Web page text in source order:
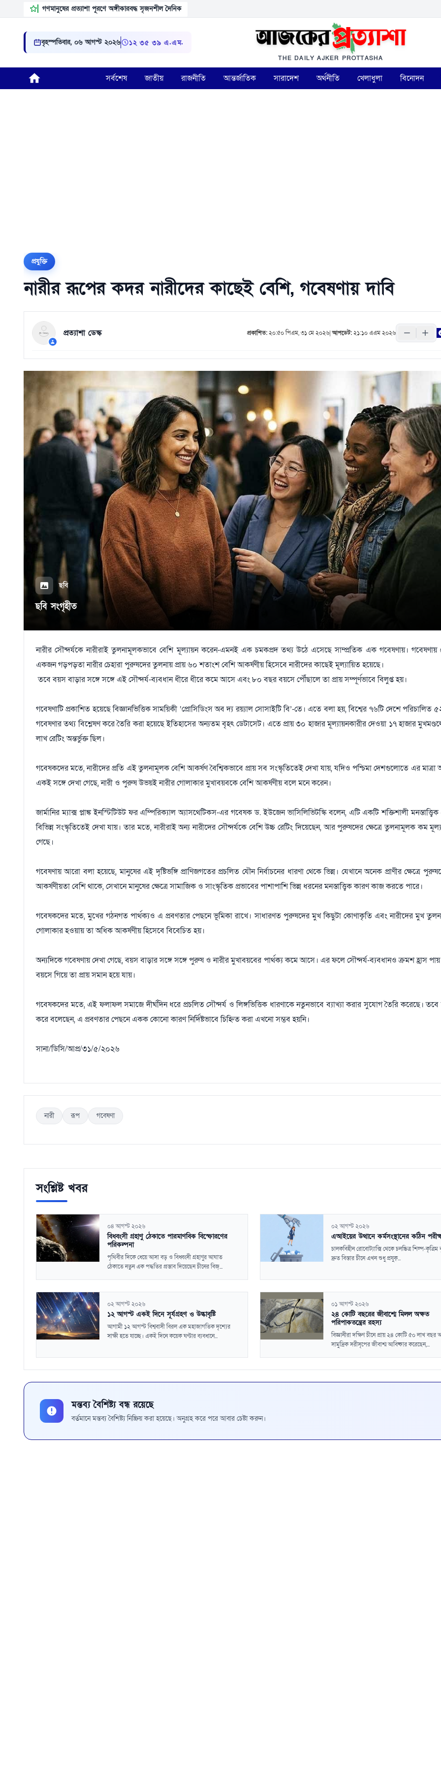
গণমানুষের প্রত্যাশা পূরণে অঙ্গীকারবদ্ধ সৃজনশীল দৈনিক
বৃহস্পতিবার, ০৬ আগস্ট ২০২৬ ১২:৩৫:৪০ এ.এম.
THE DAILY AJKER PROTTASHA
সর্বশেষ জাতীয় রাজনীতি আন্তর্জাতিক সারাদেশ অর্থনীতি খেলাধুলা বিনোদন
প্রযুক্তি
নারীর রূপের কদর নারীদের কাছেই বেশি, গবেষণায় দাবি
প্রত্যাশা ডেস্ক প্রকাশিত:২০:৫০ পিএম, ৩১ মে ২০২৬|আপডেট:২১:১০ এএম ২০২৬
ছবি
ছবি সংগৃহীত
নারীর সৌন্দর্যকে নারীরাই তুলনামূলকভাবে বেশি মূল্যায়ন করেন-এমনই এক চমকপ্রদ তথ্য উঠে এসেছে সাম্প্রতিক এক গবেষণায়। গবেষণায়
একজন গড়পড়তা নারীর চেহারা পুরুষদের তুলনায় প্রায় ৬০ শতাংশ বেশি আকর্ষণীয় হিসেবে নারীদের কাছেই মূল্যায়িত হয়েছে।
তবে বয়স বাড়ার সঙ্গে সঙ্গে এই সৌন্দর্য-ব্যবধান ধীরে ধীরে কমে আসে এবং ৮০ বছর বয়সে পৌঁছালে তা প্রায় সম্পূর্ণভাবে বিলুপ্ত হয়।
গবেষণাটি প্রকাশিত হয়েছে বিজ্ঞানভিত্তিক সাময়িকী ‘প্রোসিডিংস অব দ্য রয়্যাল সোসাইটি বি’-তে। এতে বলা হয়, বিশ্বের ৭৬টি দেশে পরিচালিত
গবেষণার তথ্য বিশ্লেষণ করে তৈরি করা হয়েছে ইতিহাসের অন্যতম বৃহৎ ডেটাসেট। এতে প্রায় ৩০ হাজার মূল্যায়নকারীর দেওয়া ১৭ হাজার
লাখ রেটিং অন্তর্ভুক্ত ছিল।
গবেষকদের মতে, নারীদের প্রতি এই তুলনামূলক বেশি আকর্ষণ বৈশ্বিকভাবে প্রায় সব সংস্কৃতিতেই দেখা যায়, যদিও পশ্চিমা দেশগুলোতে এর মাত্রা
একই সঙ্গে দেখা গেছে, নারী ও পুরুষ উভয়ই নারীর গোলাকার মুখাবয়বকে বেশি আকর্ষণীয় বলে মনে করেন।
জার্মানির ম্যাক্স প্লাঙ্ক ইনস্টিটিউট ফর এম্পিরিক্যাল অ্যাসথেটিকস-এর গবেষক ড. ইউজেন ভাসিলিভিটস্কি বলেন, এটি একটি শক্তিশালী মনস্তাত্ত্বিক
বিভিন্ন সংস্কৃতিতেই দেখা যায়। তার মতে, নারীরাই অন্য নারীদের সৌন্দর্যকে বেশি উচ্চ রেটিং দিয়েছেন, আর পুরুষদের ক্ষেত্রে তুলনামূলক কম
গেছে।
গবেষণায় আরো বলা হয়েছে, মানুষের এই দৃষ্টিভঙ্গি প্রাণিজগতের প্রচলিত যৌন নির্বাচনের ধারণা থেকে ভিন্ন। যেখানে অনেক প্রাণীর ক্ষেত্রে
আকর্ষণীয়তা বেশি থাকে, সেখানে মানুষের ক্ষেত্রে সামাজিক ও সাংস্কৃতিক প্রভাবের পাশাপাশি ভিন্ন ধরনের মনস্তাত্ত্বিক কারণ কাজ করতে পারে।
গবেষকদের মতে, মুখের গঠনগত পার্থক্যও এ প্রবণতার পেছনে ভূমিকা রাখে। সাধারণত পুরুষদের মুখ কিছুটা কোণাকৃতি এবং নারীদের মুখ
গোলাকার হওয়ায় তা অধিক আকর্ষণীয় হিসেবে বিবেচিত হয়।
অন্যদিকে গবেষণায় দেখা গেছে, বয়স বাড়ার সঙ্গে সঙ্গে পুরুষ ও নারীর মুখাবয়বের পার্থক্য কমে আসে। এর ফলে সৌন্দর্য-ব্যবধানও ক্রমশ হ্রাস
বয়সে গিয়ে তা প্রায় সমান হয়ে যায়।
গবেষকদের মতে, এই ফলাফল সমাজে দীর্ঘদিন ধরে প্রচলিত সৌন্দর্য ও লিঙ্গভিত্তিক ধারণাকে নতুনভাবে ব্যাখ্যা করার সুযোগ তৈরি করেছে। তবে
করে বলেছেন, এ প্রবণতার পেছনে একক কোনো কারণ নির্দিষ্টভাবে চিহ্নিত করা এখনো সম্ভব হয়নি।
সানা/ডিসি/আপ্র/৩১/৫/২০২৬
নারী রূপ গবেষণা
সংশ্লিষ্ট খবর
০৪ আগস্ট ২০২৬
বিধ্বংসী গ্রহাণু ঠেকাতে পারমাণবিক বিস্ফোরণের
পরিকল্পনা
পৃথিবীর দিকে ধেয়ে আসা বড় ও বিধ্বংসী গ্রহাণুর আঘাত
ঠেকাতে নতুন এক পদ্ধতির প্রস্তাব দিয়েছেন চীনের বিজ্...
০২ আগস্ট ২০২৬
এআইয়ের উত্থানে কর্মসংস্থানের কঠিন
চালকবিহীন রোবোট্যাক্সি থেকে চলচ্চিত্র শিল্প-কৃত্রিম
দ্রুত বিস্তার চীনে এখন শুধু প্রযুক্...
০২ আগস্ট ২০২৬
১২ আগস্ট একই দিনে সূর্যগ্রহণ ও উল্কাবৃষ্টি
আগামী ১২ আগস্ট বিশ্ববাসী বিরল এক মহাজাগতিক দৃশ্যের
সাক্ষী হতে যাচ্ছে। একই দিনে কয়েক ঘণ্টার ব্যবধানে...
০১ আগস্ট ২০২৬
২৪ কোটি বছরের জীবাশ্মে মিলল অক্ষত
পরিপাকতন্ত্রের রহস্য
বিজ্ঞানীরা দক্ষিণ চীনে প্রায় ২৪ কোটি ৫০ লাখ
সামুদ্রিক সরীসৃপের জীবাশ্ম আবিষ্কার করেছেন,...
মন্তব্য বৈশিষ্ট্য বন্ধ রয়েছে
বর্তমানে মন্তব্য বৈশিষ্ট্য নিষ্ক্রিয় করা হয়েছে। অনুগ্রহ করে পরে আবার চেষ্টা করুন।